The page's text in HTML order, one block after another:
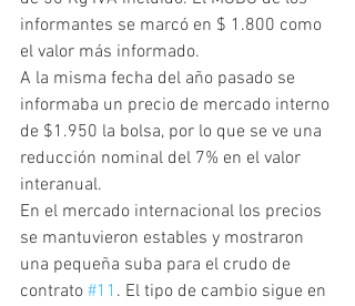
informantes se marcó en $ 1.800 como
el valor más informado.
A la misma fecha del año pasado se
informaba un precio de mercado interno
de $1.950 la bolsa, por lo que se ve una
reducción nominal del 7% en el valor
interanual.
En el mercado internacional los precios
se mantuvieron estables y mostraron
una pequeña suba para el crudo de
contrato #11 . El tipo de cambio sigue en